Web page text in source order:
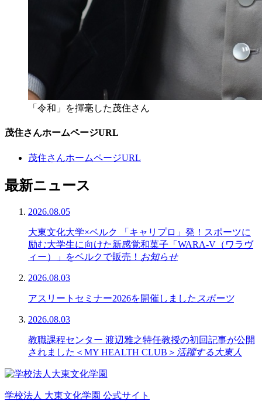
「令和」を揮毫した茂住さん
茂住さんホームページURL
茂住さんホームページURL
最新ニュース
2026.08.05
大東文化大学×ベルク 「キャリプロ」発！スポーツに
励む大学生に向けた新感覚和菓子「WARA-V（ワラヴ
ィー）」をベルクで販売！ お知らせ
2026.08.03
アスリートセミナー2026を開催しました スポーツ
2026.08.03
教職課程センター 渡辺雅之特任教授の初回記事が公開
されました＜MY HEALTH CLUB＞ 活躍する大東人
学校法人 大東文化学園 公式サイト